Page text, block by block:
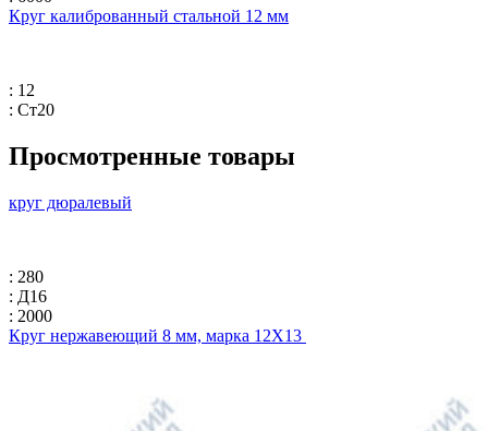
Круг калиброванный стальной 12 мм
: 12
: Ст20
Просмотренные товары
круг дюралевый
: 280
: Д16
: 2000
Круг нержавеющий 8 мм, марка 12Х13